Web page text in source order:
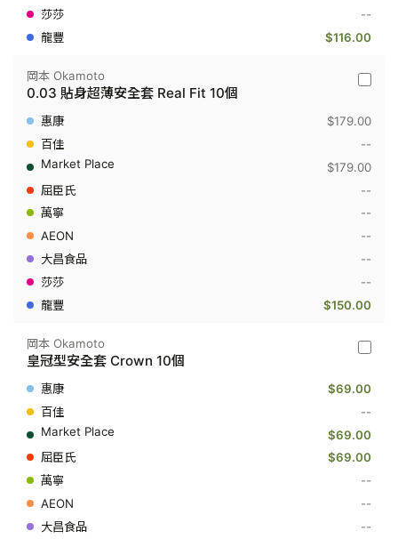
個--
$116.00
岡
-
0.03
身
安
套
Real
10
個
岡本 Okamoto
0.03 貼身超薄安全套 Real Fit 10個
$179.00
--
$179.00
--
--
--
--
--
$150.00
岡
-
皇
型
安
全
套
10
個
岡本 Okamoto
皇冠型安全套 Crown 10個
$69.00
--
$69.00
$69.00
--
--
--